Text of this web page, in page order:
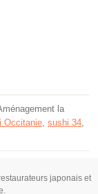
la
Occitanie, sushi 34,
japonais et